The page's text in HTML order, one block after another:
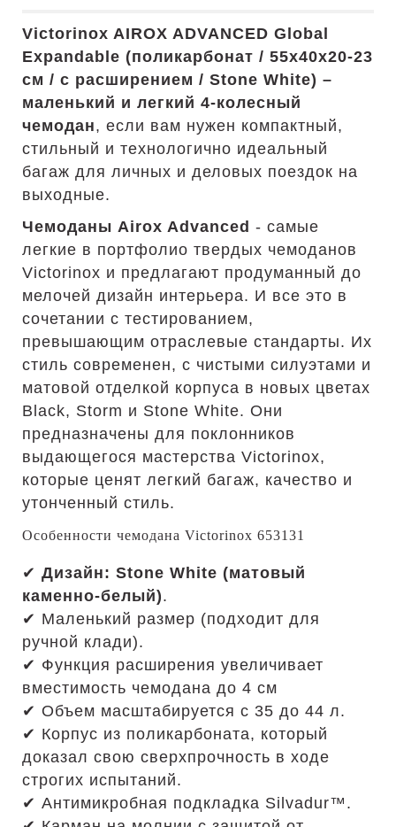
Victorinox AIROX ADVANCED Global
Expandable (поликарбонат / 55х40x20-23
см / с расширением / Stone White) –
маленький и легкий 4-колесный
чемодан, если вам нужен компактный,
стильный и технологично идеальный
багаж для личных и деловых поездок на
выходные.
Чемоданы Airox Advanced - самые
легкие в портфолио твердых чемоданов
Victorinox и предлагают продуманный до
мелочей дизайн интерьера. И все это в
сочетании с тестированием,
превышающим отраслевые стандарты. Их
стиль современен, с чистыми силуэтами и
матовой отделкой корпуса в новых цветах
Black, Storm и Stone White. Они
предназначены для поклонников
выдающегося мастерства Victorinox,
которые ценят легкий багаж, качество и
утонченный стиль.
Особенности чемодана Victorinox 653131
✔ Дизайн: Stone White (матовый
каменно-белый).
✔ Маленький размер (подходит для
ручной клади).
✔ Функция расширения увеличивает
вместимость чемодана до 4 см
✔ Объем масштабируется с 35 до 44 л.
✔ Корпус из поликарбоната, который
доказал свою сверхпрочность в ходе
строгих испытаний.
✔ Антимикробная подкладка Silvadur™.